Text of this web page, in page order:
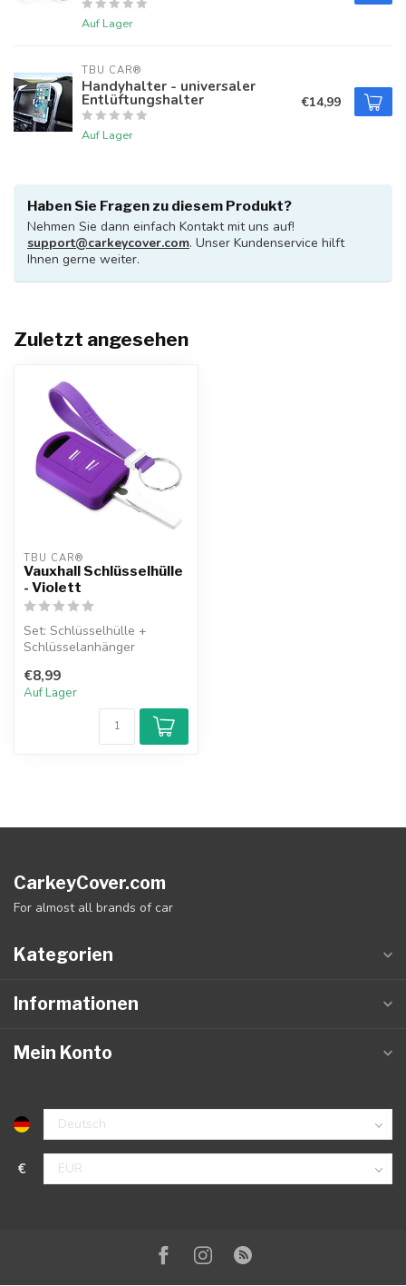
Auf Lager
TBU CAR®
Handyhalter - universaler
Entlüftungshalter
Auf Lager
€14,99
Haben Sie Fragen zu diesem Produkt?
Nehmen Sie dann einfach Kontakt mit uns auf!
support@carkeycover.com. Unser Kundenservice hilft
Ihnen gerne weiter.
Zuletzt angesehen
TBU CAR®
Vauxhall Schlüsselhülle
- Violett
Set: Schlüsselhülle +
Schlüsselanhänger
€8,99
Auf Lager
CarkeyCover.com
For almost all brands of car
Kategorien
Informationen
Mein Konto
€